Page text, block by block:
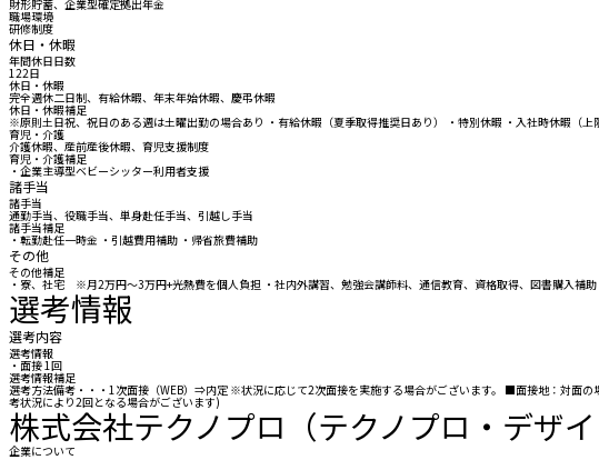
財形貯蓄、企業型確定拠出年金
職場環境
研修制度
休日・休暇
年間休日日数
122日
休日・休暇
完全週休二日制、有給休暇、年末年始休暇、慶弔休暇
休日・休暇補足
※原則土日祝、祝日のある週は土曜出勤の場合あり ・有給休暇（夏季取得推奨日あり） ・特別休暇 ・入社時休暇（上
育児・介護
介護休暇、産前産後休暇、育児支援制度
育児・介護補足
・企業主導型ベビーシッター利用者支援
諸手当
諸手当
通勤手当、役職手当、単身赴任手当、引越し手当
諸手当補足
・転勤赴任一時金 ・引越費用補助 ・帰省旅費補助
その他
その他補足
・寮、社宅 ※月2万円～3万円+光熱費を個人負担 ・社内外講習、勉強会講師料、通信教育、資格取得、図書購入補
選考情報
選考内容
選考情報
・面接 1回
選考情報補足
選考方法備考・・・1次面接（WEB）⇒内定 ※状況に応じて2次面接を実施する場合がございます。 ■面接地：対面
考状況により2回となる場合がございます)
株式会社テクノプロ（テクノプロ・デザ
企業について